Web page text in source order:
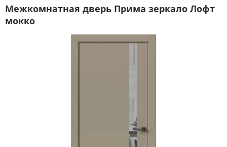
Межкомнатная дверь Прима зеркало Лофт
мокко